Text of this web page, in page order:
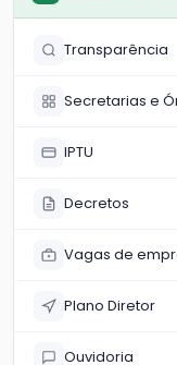
Transparência
Secretarias e
IPTU
Decretos
Vagas de
Plano Diretor
Ouvidoria